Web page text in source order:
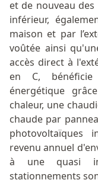
et de nouveau des
inférieur,
maison et par
voûtée ainsi
accès direct à
en C, bénéficie
énergétique
chaleur, une
chaude par
photovoltaïques
revenu annuel
à une quasi
stationnements